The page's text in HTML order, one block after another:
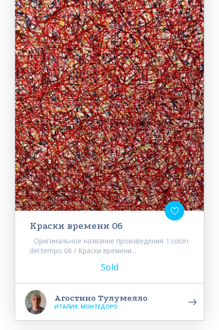
Краски времени 06
Оригинальное название произведения: I colori
del tempo 06 / Краски времени...
Sold
Агостино Тулумелло
ИТАЛИЯ, МОНТЕДОРО